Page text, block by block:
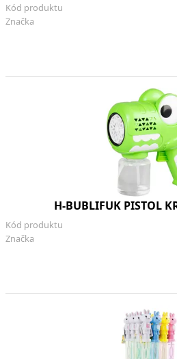
Značka
Kód produktu
H-BUBLIFUK PISTOL
Značka
Kód produktu